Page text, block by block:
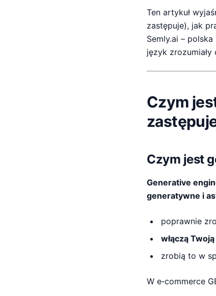
Ten artykuł
zastępuje), jak
Semly.ai –
język
Czym
Czym jest
Generative
generatywne i
poprawnie
włączą
zrobią to w
W e‑commerce